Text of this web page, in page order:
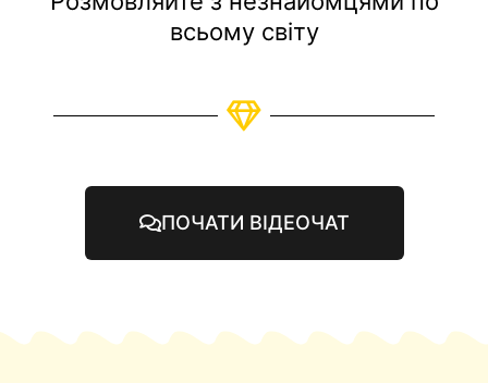
всьому світу
ПОЧАТИ ВІДЕОЧАТ